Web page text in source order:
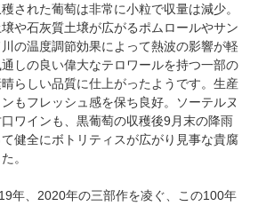
された葡萄は非常に小粒で収量は減少。
や石灰質土壌が広がるポムロールやサン
の温度調節効果によって熱波の影響が軽
しの良い偉大なテロワールを持つ一部の
らしい品質に仕上がったようです。生産
もフレッシュ感を保ち良好。ソーテルヌ
ワインも、黒葡萄の収穫後9月末の降雨
健全にボトリティスが広がり見事な貴腐
。
年、2020年の三部作を凌ぐ、この100年